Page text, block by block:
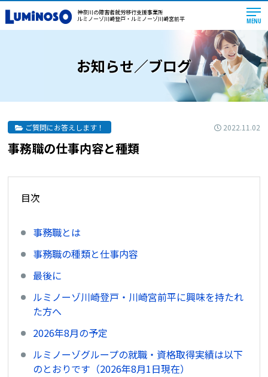
神奈川の障害者就労移行支援事業所
ルミノーゾ川崎登戸・ルミノーゾ川崎宮前平
MENU
お知らせ／ブログ
ご質問にお答えします！ 2022.11.02
事務職の仕事内容と種類
目次
事務職とは
事務職の種類と仕事内容
最後に
ルミノーゾ川崎登戸・川崎宮前平に興味を持たれ
た方へ
2026年8月の予定
ルミノーゾグループの就職・資格取得実績は以下
のとおりです（2026年8月1日現在）